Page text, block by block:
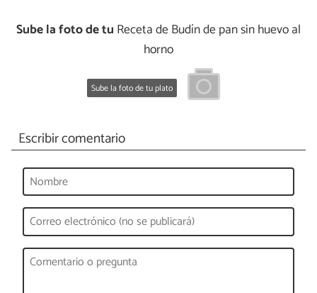
Sube la foto de tu Receta de Budín de pan sin huevo al
horno
Sube la foto de tu plato
Escribir comentario